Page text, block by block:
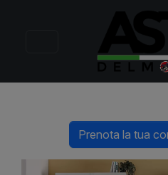
Ante ammortizzate
Prenota la tua